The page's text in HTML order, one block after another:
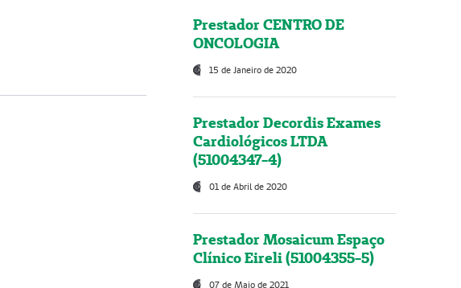
Prestador CENTRO DE
ONCOLOGIA
15 de Janeiro de 2020
Prestador Decordis Exames
Cardiológicos LTDA
(51004347-4)
01 de Abril de 2020
Prestador Mosaicum Espaço
Clínico Eireli (51004355-5)
07 de Maio de 2021